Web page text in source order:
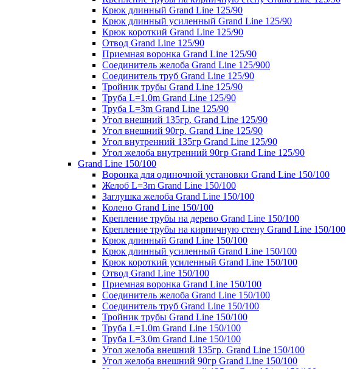
Крюк длинный Grand Line 125/90
Крюк длинный усиленный Grand Line 125/90
Крюк короткий Grand Line 125/90
Отвод Grand Line 125/90
Приемная воронка Grand Line 125/90
Соединитель желоба Grand Line 125/900
Соединитель труб Grand Line 125/90
Тройник трубы Grand Line 125/90
Труба L=1.0m Grand Line 125/90
Труба L=3m Grand Line 125/90
Угол внешний 135гр. Grand Line 125/90
Угол внешний 90гр. Grand Line 125/90
Угол внутренний 135гр Grand Line 125/90
Угол желоба внутренний 90гр Grand Line 125/90
Grand Line 150/100
Воронка для одиночной установки Grand Line 150/100
Желоб L=3m Grand Line 150/100
Заглушка желоба Grand Line 150/100
Колено Grand Line 150/100
Крепление трубы на дерево Grand Line 150/100
Крепление трубы на кирпичную стену Grand Line 150/100
Крюк длинный Grand Line 150/100
Крюк длинный усиленный Grand Line 150/100
Крюк короткий усиленный Grand Line 150/100
Отвод Grand Line 150/100
Приемная воронка Grand Line 150/100
Соединитель желоба Grand Line 150/100
Соединитель труб Grand Line 150/100
Тройник трубы Grand Line 150/100
Труба L=1.0m Grand Line 150/100
Труба L=3.0m Grand Line 150/100
Угол желоба внешний 135гр. Grand Line 150/100
Угол желоба внешний 90гр Grand Line 150/100